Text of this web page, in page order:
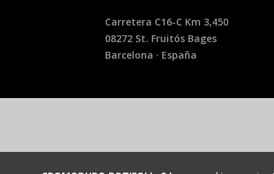
Carretera C16-C Km 3,450
08272 St. Fruitós Bages
Barcelona · España